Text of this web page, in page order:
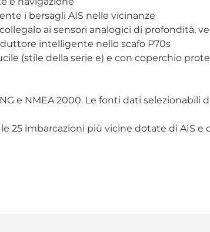
i bersagli AIS nelle vicinanze
ai sensori analogici di profondità,
intelligente nello scafo P70s
(stile della serie e) e con coperchio
e NMEA 2000. Le fonti dati selezionabili
25 imbarcazioni più vicine dotate di AIS